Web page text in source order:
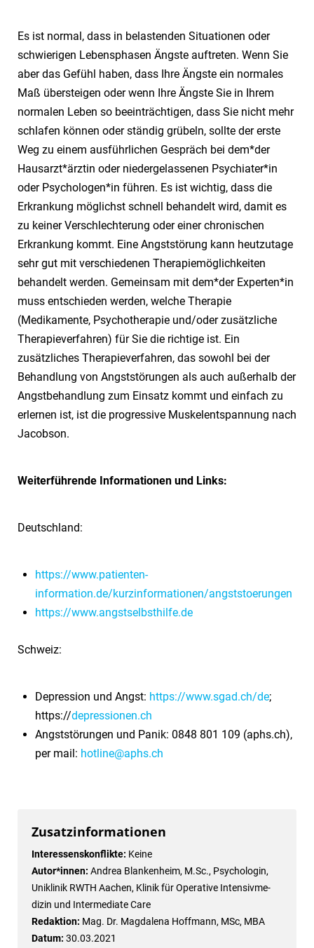
Es ist normal, dass in belastenden Situationen oder
schwierigen Lebensphasen Ängste auftreten. Wenn Sie
aber das Gefühl haben, dass Ihre Ängste ein normales
Maß übersteigen oder wenn Ihre Ängste Sie in Ihrem
normalen Leben so beeinträchtigen, dass Sie nicht mehr
schlafen können oder ständig grübeln, sollte der erste
Weg zu einem ausführlichen Gespräch bei dem*der
Hausarzt*ärztin oder niedergelassenen Psychiater*in
oder Psychologen*in führen. Es ist wichtig, dass die
Erkrankung möglichst schnell behandelt wird, damit es
zu keiner Verschlechterung oder einer chronischen
Erkrankung kommt. Eine Angststörung kann heutzutage
sehr gut mit verschiedenen Therapiemöglichkeiten
behandelt werden. Gemeinsam mit dem*der Experten*in
muss entschieden werden, welche Therapie
(Medikamente, Psychotherapie und/oder zusätzliche
Therapieverfahren) für Sie die richtige ist. Ein
zusätzliches Therapieverfahren, das sowohl bei der
Behandlung von Angststörungen als auch außerhalb der
Angstbehandlung zum Einsatz kommt und einfach zu
erlernen ist, ist die progressive Muskelentspannung nach
Jacobson.
Weiterführende Informationen und Links:
Deutschland:
https://www.patienten-
information.de/kurzinformationen/angststoerungen
https://www.angstselbsthilfe.de
Schweiz:
Depression und Angst: https://www.sgad.ch/de;
https://depressionen.ch
Angststörungen und Panik: 0848 801 109 (aphs.ch),
per mail: hotline@aphs.ch
Zusatzinformationen
Interessenskonflikte: Keine
Autor*innen: Andrea Blankenheim, M.Sc., Psychologin,
Uniklinik RWTH Aachen, Klinik für Operative Intensivme-
dizin und Intermediate Care
Redaktion: Mag. Dr. Magdalena Hoffmann, MSc, MBA
Datum: 30.03.2021